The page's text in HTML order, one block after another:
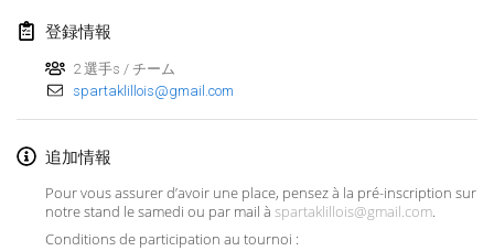
登録情報
2 選手s / チーム
spartaklillois@gmail.com
追加情報
Pour vous assurer d’avoir une place, pensez à la pré-inscription sur
notre stand le samedi ou par mail à spartaklillois@gmail.com.
Conditions de participation au tournoi :
Tournoi de la St Valentin
2018年2月10日
Faschings-Mölkky
Rakovnické mölkkování
2018年2月24日| チェコ